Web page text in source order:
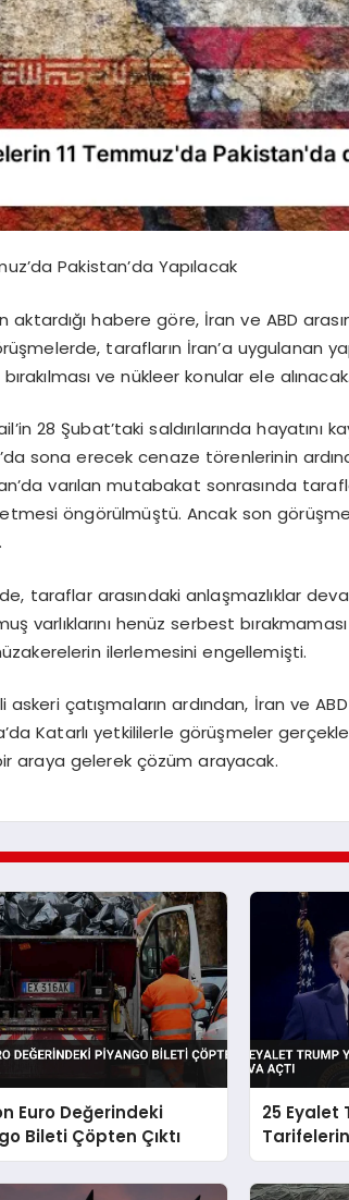
Pakistan’da Yapılacak
habere göre, İran ve ABD
tarafların İran’a uygulanan
ve nükleer konular ele alınacak.
28 Şubat’taki saldırılarında hayatını
sona erecek cenaze törenlerinin
varılan mutabakat sonrasında
öngörülmüştü. Ancak son
taraflar arasındaki anlaşmazlıklar
varlıklarını henüz serbest
ilerlemesini engellemişti.
çatışmaların ardından, İran ve
Katarlı yetkililerle görüşmeler
araya gelerek çözüm arayacak.
Euro Değerindeki
Bileti Çöpten Çıktı
25 Eyalet